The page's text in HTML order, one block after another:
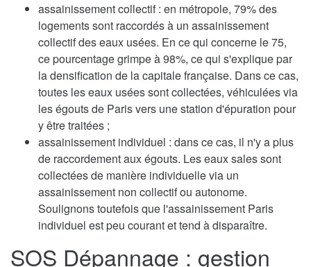
assainissement collectif : en métropole, 79% des
logements sont raccordés à un assainissement
collectif des eaux usées. En ce qui concerne le 75,
ce pourcentage grimpe à 98%, ce qui s'explique par
la densification de la capitale française. Dans ce cas,
toutes les eaux usées sont collectées, véhiculées via
les égouts de Paris vers une station d'épuration pour
y être traitées ;
assainissement individuel : dans ce cas, il n'y a plus
de raccordement aux égouts. Les eaux sales sont
collectées de manière individuelle via un
assainissement non collectif ou autonome.
Soulignons toutefois que l'assainissement Paris
individuel est peu courant et tend à disparaître.
SOS Dépannage : gestion